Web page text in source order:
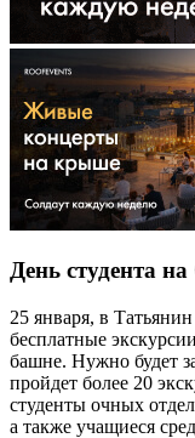
День студента
25 января, в
бесплатные
башне. Нужно будет
пройдет более 20
студенты очных
а также учащиеся